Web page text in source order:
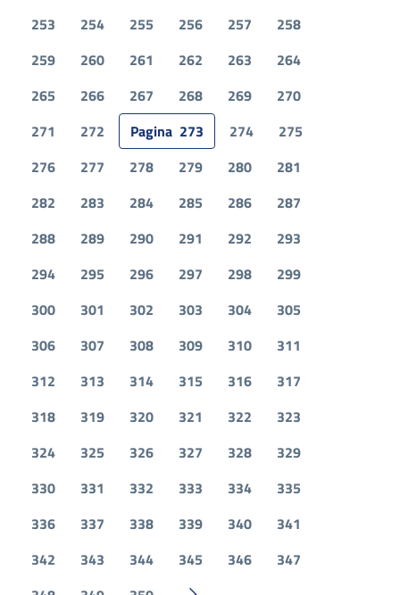
253
254 255 256 257
258
259
260 261 262 263
264
265
266 267 268 269
270
271
272 Pagina 273 274
275
276
277 278 279 280
281
282
283 284 285 286
287
288
289 290 291 292
293
294
295 296 297 298
299
300
301 302 303 304
305
306
307 308 309 310
311
312
313 314 315 316
317
318
319 320 321 322
323
324
325 326 327 328
329
330
331 332 333 334
335
336
337 338 339 340
341
342
343 344 345 346
347